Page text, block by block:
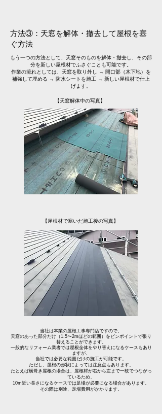
方法③：天窓を解体・撤去して屋根を塞
ぐ方法
もう一つの方法として、天窓そのものを解体・撤去し、その部
分を新しい屋根材でふさぐことも可能です。
作業の流れとしては、天窓を取り外し → 開口部（木下地）を
補強して埋める → 防水シートを施工 → 新しい屋根材で仕上
げます。
【天窓解体中の写真】
【屋根材で塞いだ施工後の写真】
当社は本業の屋根工事専門店ですので、
天窓のあった部分だけ（1.5〜2mほどの範囲）をピンポイントで張り
替えることができます。
一般的なリフォーム業者では屋根全体をやり替えになるケースもあり
ますが、
当社では必要な範囲だけの施工が可能です。
ただし、屋根の形状によっては注意点もあります。
たとえば横葺き屋根の場合は、屋根材が右から左まで一枚でつながっ
ているため、
10m近い長さになるケースでは足場が必要になる場合があります。
その際は別途、足場費用がかかります。